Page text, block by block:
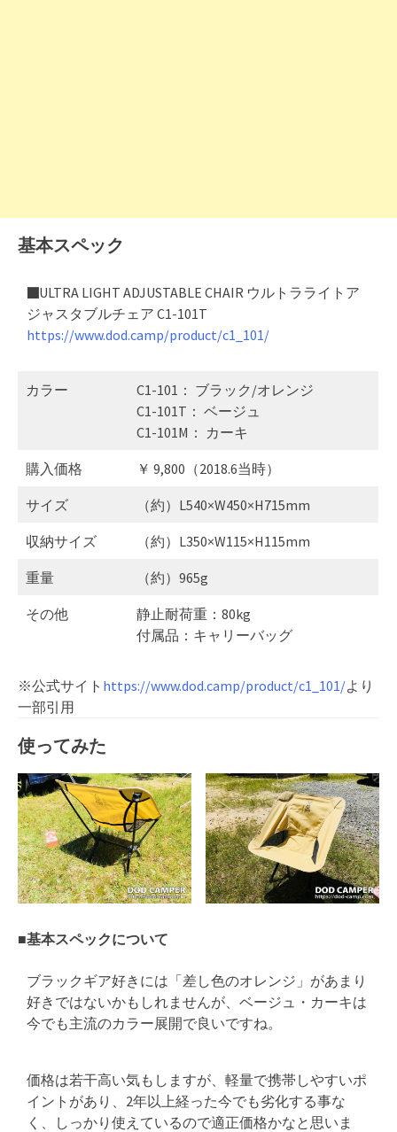
基本スペック
■ULTRA LIGHT ADJUSTABLE CHAIR ウルトラライトア
ジャスタブルチェア C1-101T
https://www.dod.camp/product/c1_101/
カラー
C1-101： ブラック/オレンジ
C1-101T： ベージュ
C1-101M： カーキ
購入価格 ￥ 9,800（2018.6当時）
サイズ （約）L540×W450×H715mm
収納サイズ （約）L350×W115×H115mm
重量 （約）965g
その他
静止耐荷重：80kg
付属品：キャリーバッグ
※公式サイト https://www.dod.camp/product/c1_101/より
一部引用
使ってみた
■基本スペックについて
ブラックギア好きには「差し色のオレンジ」があまり
好きではないかもしれませんが、ベージュ・カーキは
今でも主流のカラー展開で良いですね。
価格は若干高い気もしますが、軽量で携帯しやすいポ
イントがあり、2年以上経った今でも劣化する事な
く、しっかり使えているので適正価格かなと思いま